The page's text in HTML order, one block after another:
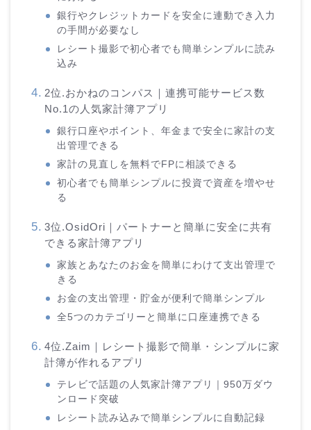
銀行やクレジットカードを安全に連動でき入力
の手間が必要なし
レシート撮影で初心者でも簡単シンプルに読み
込み
2位.おかねのコンパス｜連携可能サービス数
No.1の人気家計簿アプリ
銀行口座やポイント、年金まで安全に家計の支
出管理できる
家計の見直しを無料でFPに相談できる
初心者でも簡単シンプルに投資で資産を増やせ
る
3位.OsidOri｜パートナーと簡単に安全に共有
できる家計簿アプリ
家族とあなたのお金を簡単にわけて支出管理で
きる
お金の支出管理・貯金が便利で簡単シンプル
全5つのカテゴリーと簡単に口座連携できる
4位.Zaim｜レシート撮影で簡単・シンプルに家
計簿が作れるアプリ
テレビで話題の人気家計簿アプリ｜950万ダウ
ンロード突破
レシート読み込みで簡単シンプルに自動記録